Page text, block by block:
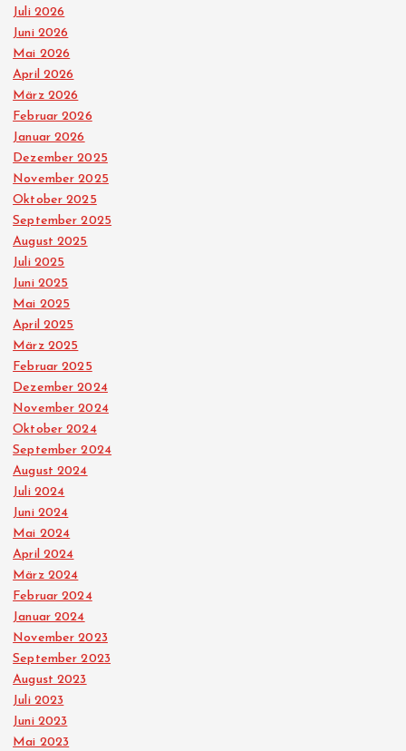
Juli 2026
Juni 2026
Mai 2026
April 2026
März 2026
Februar 2026
Januar 2026
Dezember 2025
November 2025
Oktober 2025
September 2025
August 2025
Juli 2025
Juni 2025
Mai 2025
April 2025
März 2025
Februar 2025
Dezember 2024
November 2024
Oktober 2024
September 2024
August 2024
Juli 2024
Juni 2024
Mai 2024
April 2024
März 2024
Februar 2024
Januar 2024
November 2023
September 2023
August 2023
Juli 2023
Juni 2023
Mai 2023